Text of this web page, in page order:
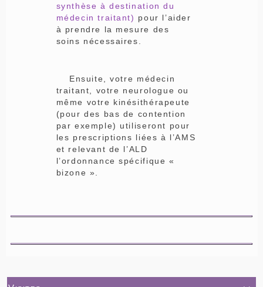
synthèse à destination du
médecin traitant) pour l’aider
à prendre la mesure des
soins nécessaires.
Ensuite, votre médecin
traitant, votre neurologue ou
même votre kinésithérapeute
(pour des bas de contention
par exemple) utiliseront pour
les prescriptions liées à l’AMS
et relevant de l’ALD
l’ordonnance spécifique «
bizone ».